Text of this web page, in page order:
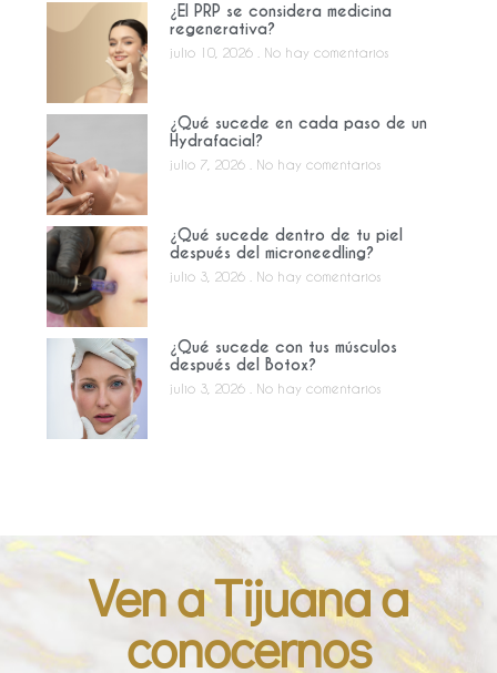
¿El PRP se considera medicina
regenerativa?
julio 10, 2026 No hay comentarios
¿Qué sucede en cada paso de un
Hydrafacial?
julio 7, 2026 No hay comentarios
¿Qué sucede dentro de tu piel
después del microneedling?
julio 3, 2026 No hay comentarios
¿Qué sucede con tus músculos
después del Botox?
julio 3, 2026 No hay comentarios
Ven a Tijuana a
conocernos